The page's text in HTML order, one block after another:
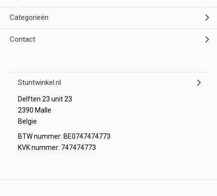
Categorieën
Contact
Stuntwinkel.nl
Delften 23 unit 23
2390 Malle
Belgie
BTW nummer: BE0747474773
KVK nummer: 747474773